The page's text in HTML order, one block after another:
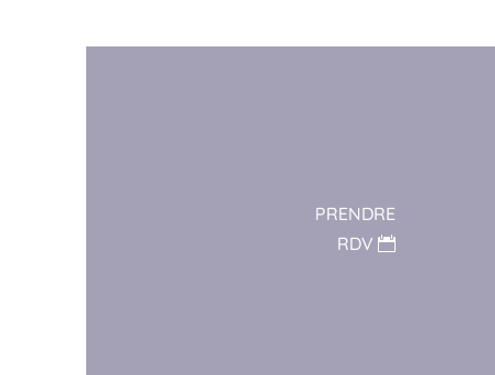
PRENDRE
RDV